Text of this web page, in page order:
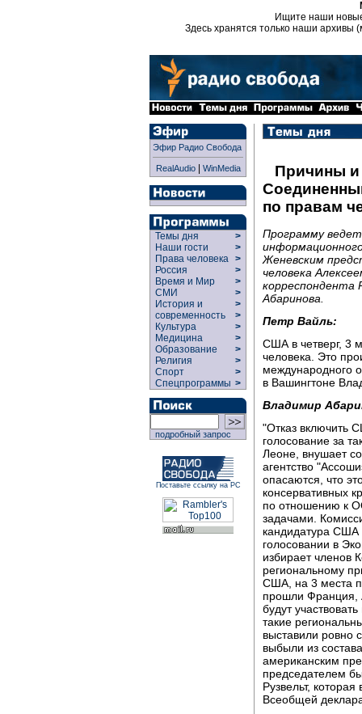
Ищите наши
Здесь хранятся только наши архивы
Эфир Радио Свобода
RealAudio| WinMedia
Темы дня
>
Наши гости
>
Права человека >
Россия
>
Время и Мир
>
СМИ
>
История и
современность
>
>
Культура
>
Медицина
>
Образование
>
Религия
>
Спорт
>
Спецпрограммы >
подробный запрос
Поставьте ссылку на РС
Причины и
по правам
Программу
Женевским
человека
корреспондента
Абаринова.
Петр Вайль:
США в четверг, 3
человека. Это
международного
в Вашингтоне
Владимир
"Отказ включить
голосование за
Леоне, внушает
агентство
опасаются, что
консервативных
по отношению к
задачами.
кандидатура США
голосовании в
избирает членов
региональному
США, на 3 места
прошли Франция,
будут
такие
выставили ровно
выбыли из
американским
председателем
Рузвельт,
Всеобщей